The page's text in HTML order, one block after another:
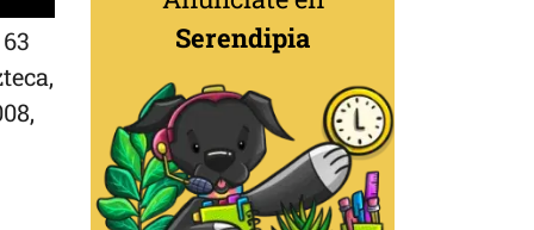
Serendipia